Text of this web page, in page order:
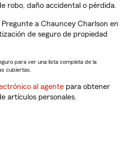
robo, daño accidental o pérdida.
a Chauncey Charlson en
de seguro de propiedad
para ver una lista completa de la
cubiertas.
al agente para obtener
artículos personales.